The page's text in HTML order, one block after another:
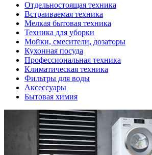
Отдельностоящая техника
Встраиваемая техника
Мелкая бытовая техника
Техника для уборки
Мойки, смесители, дозаторы
Кухонная посуда
Профессиональная техника
Климатическая техника
Фильтры для воды
Аксессуары
Бытовая химия